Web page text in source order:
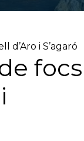
d’Aro i S’agaró
focs